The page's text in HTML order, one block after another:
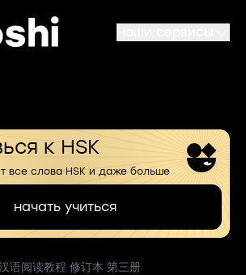
к HSK
все слова HSK и даже больше
начать учиться
语阅读教程 修订本 第三册